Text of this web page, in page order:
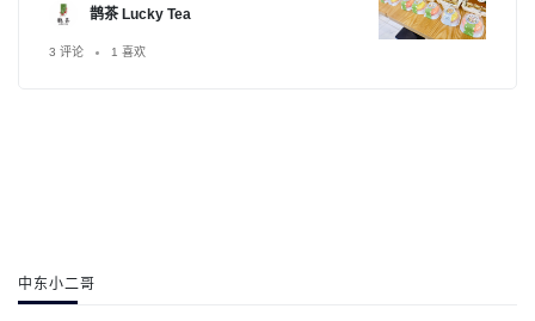
hungerstation外送服务，接受团餐预订，
下午茶宵夜聚会均可
鹊茶 Lucky Tea
3 评论 1 喜欢
中东小二哥